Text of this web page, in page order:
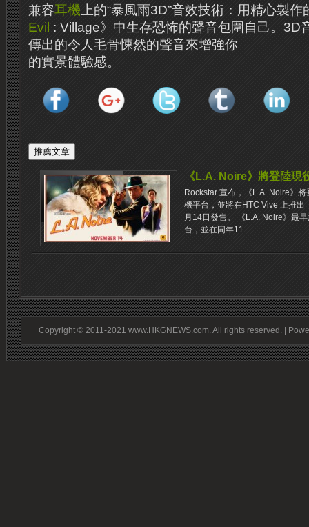
兼容耳機 上的“暴風雨3D”音效技術：用精心製
Evil : Village》中生存恐怖的聲音包圍自己。3D
傳出的令人毛骨悚然的聲音來增強你
的實景體驗感。
《L.A. Noire》將登陸現
Rockstar 宣布，《L.A. Noire》
機平台，並將在HTC Vive 上推
月14日發售。 《L.A. Noire》最
台，並在同年11...
Copyright © 2011-2021 www.HKGNEWS.com. All rights reserved. |